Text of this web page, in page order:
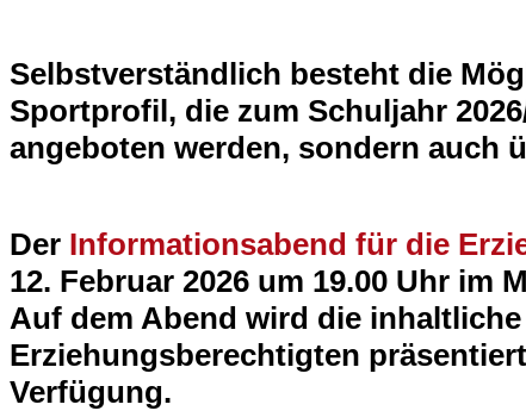
Selbstverständlich besteht die
Sportprofil, die zum Schuljahr
angeboten werden, sondern auch
Der Informationsabend für die
12. Februar 2026 um 19.00 Uhr im
Auf dem Abend wird die
Erziehungsberechtigten
Verfügung.